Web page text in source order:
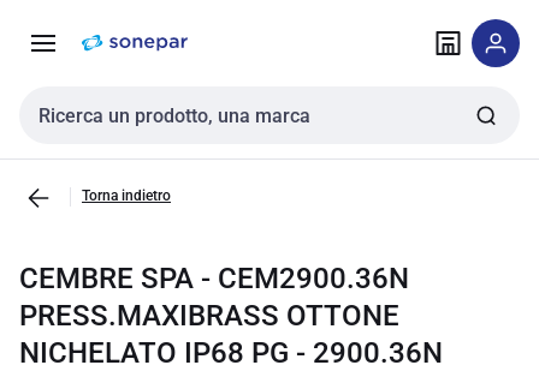
navigazione alla
Cerca input
Torna indietro
CEMBRE SPA - CEM2900.36N
PRESS.MAXIBRASS OTTONE
NICHELATO IP68 PG - 2900.36N